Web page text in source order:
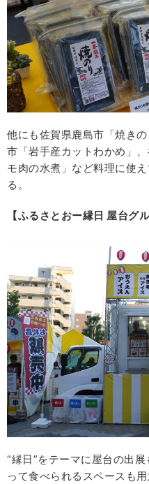
他にも佐賀県鹿島市「焼き
市「岩手産カットわかめ」
モ肉の水煮」など料理に使
る。
【ふるさとおー縁日 屋台グル
“縁日”をテーマに屋台の出
って食べられるスペースも